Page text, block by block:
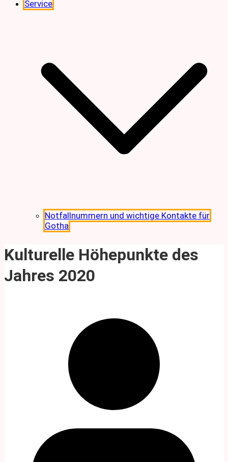
Service
Notfallnummern und wichtige Kontakte für
Gotha
Kulturelle Höhepunkte des
Jahres 2020